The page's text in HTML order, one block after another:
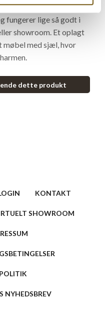
passer smukt ind i
fungerer lige så godt i
showroom. Et oplagt
møbel med sjæl, hvor
dette produkt
KONTAKT
SHOWROOM
NYHEDSBREV